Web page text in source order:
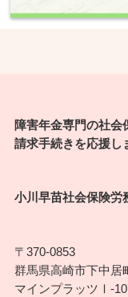
障害年金専門の社会
請求手続きを応援し
小川早苗社会保険労
〒370-0853
群馬県高崎市下中居
マインプラッツⅠ-